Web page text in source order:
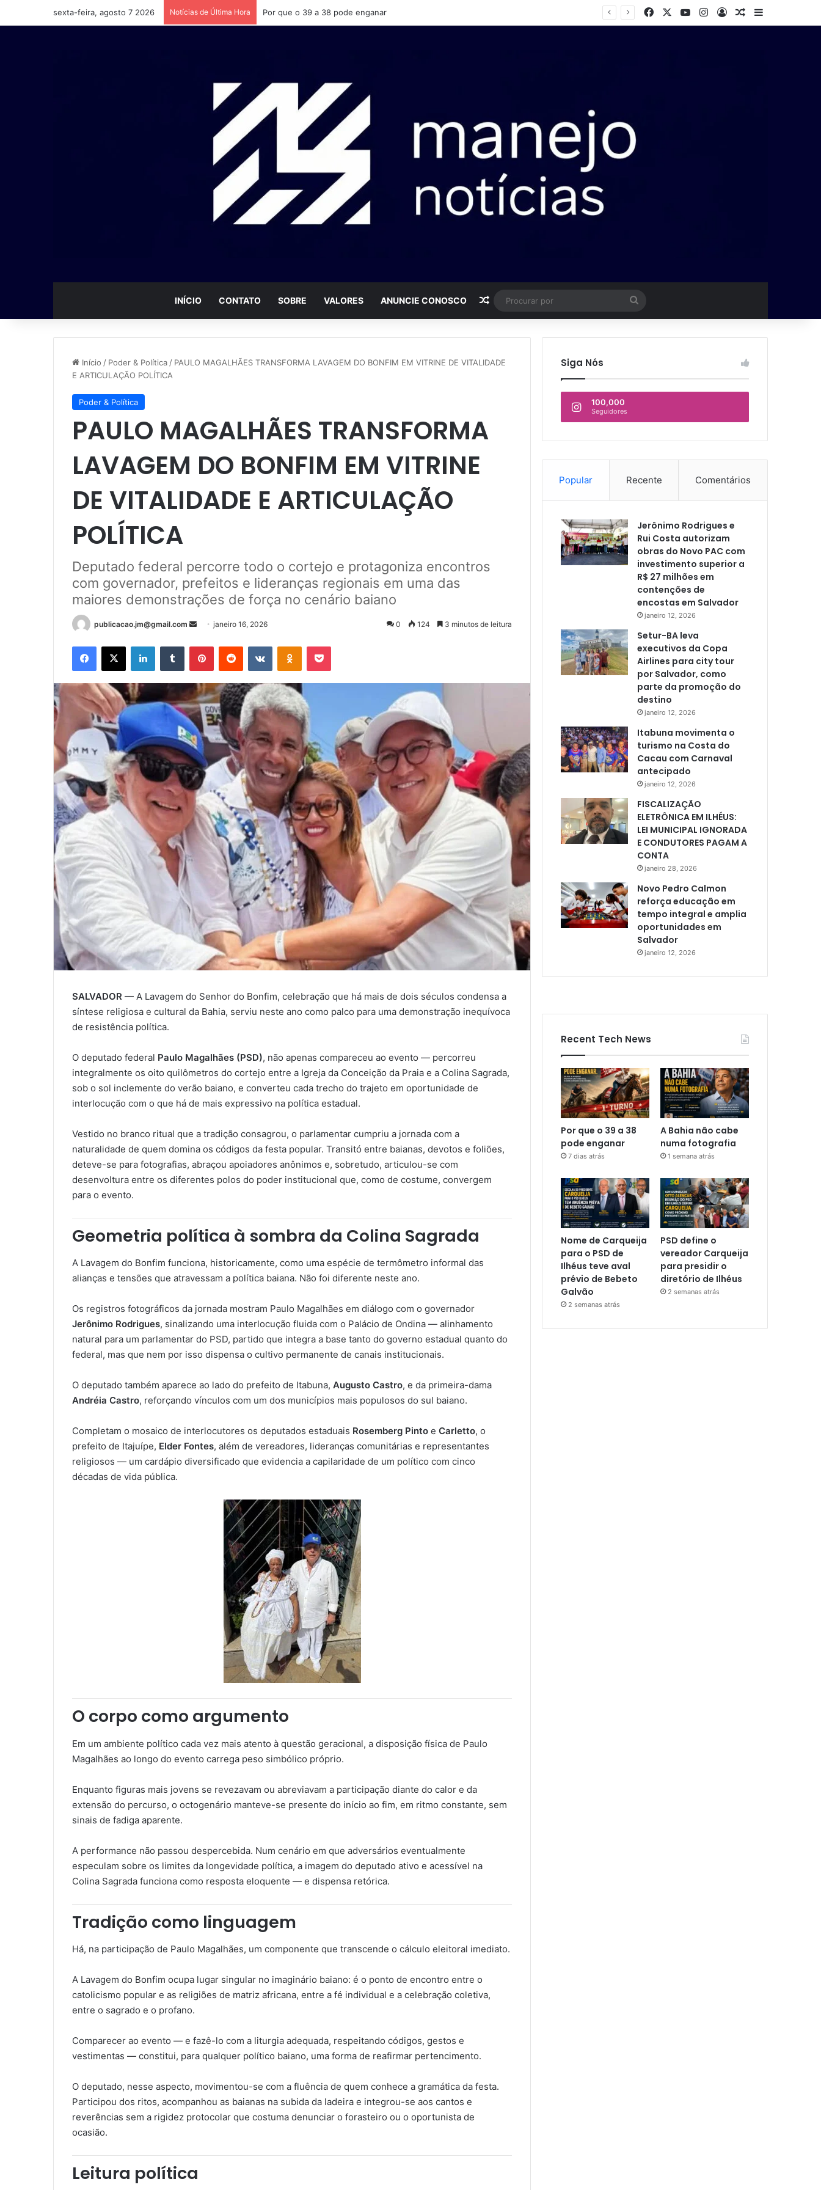
sexta-feira, agosto 7 2026 Notícias de Última Hora Por que o 39 a 38 pode enganar Facebook YouTubeInstagram
EntrarArtigo aleatório
INÍCIO CONTATO SOBRE VALORES ANUNCIE CONOSCO Artigo aleatório
Procurar
por
Início / Poder & Política/ PAULO MAGALHÃES TRANSFORMA LAVAGEM DO BONFIM EM VITRINE DE VITALIDADE
E ARTICULAÇÃO POLÍTICA
Poder & Política
PAULO MAGALHÃES TRANSFORMA
LAVAGEM DO BONFIM EM VITRINE
DE VITALIDADE E ARTICULAÇÃO
POLÍTICA
Deputado federal percorre todo o cortejo e protagoniza encontros
com governador, prefeitos e lideranças regionais em uma das
maiores demonstrações de força no cenário baiano
publicacao.jm@gmail.com
n
e
u
m
e
-
m
a
i
l
janeiro 16, 2026 0 124 3 minutos de leitura
SALVADOR — A Lavagem do Senhor do Bonfim, celebração que há mais de dois séculos condensa a
síntese religiosa e cultural da Bahia, serviu neste ano como palco para uma demonstração inequívoca
de resistência política.
O deputado federal Paulo Magalhães (PSD), não apenas compareceu ao evento — percorreu
integralmente os oito quilômetros do cortejo entre a Igreja da Conceição da Praia e a Colina Sagrada,
sob o sol inclemente do verão baiano, e converteu cada trecho do trajeto em oportunidade de
interlocução com o que há de mais expressivo na política estadual.
Vestido no branco ritual que a tradição consagrou, o parlamentar cumpriu a jornada com a
naturalidade de quem domina os códigos da festa popular. Transitó entre baianas, devotos e foliões,
deteve-se para fotografias, abraçou apoiadores anônimos e, sobretudo, articulou-se com
desenvoltura entre os diferentes polos do poder institucional que, como de costume, convergem
para o evento.
Geometria política à sombra da Colina Sagrada
A Lavagem do Bonfim funciona, historicamente, como uma espécie de termômetro informal das
alianças e tensões que atravessam a política baiana. Não foi diferente neste ano.
Os registros fotográficos da jornada mostram Paulo Magalhães em diálogo com o governador
Jerônimo Rodrigues, sinalizando uma interlocução fluida com o Palácio de Ondina — alinhamento
natural para um parlamentar do PSD, partido que integra a base tanto do governo estadual quanto do
federal, mas que nem por isso dispensa o cultivo permanente de canais institucionais.
O deputado também aparece ao lado do prefeito de Itabuna, Augusto Castro, e da primeira-dama
Andréia Castro, reforçando vínculos com um dos municípios mais populosos do sul baiano.
Completam o mosaico de interlocutores os deputados estaduais Rosemberg Pinto e Carletto, o
prefeito de Itajuípe, Elder Fontes, além de vereadores, lideranças comunitárias e representantes
religiosos — um cardápio diversificado que evidencia a capilaridade de um político com cinco
décadas de vida pública.
O corpo como argumento
Em um ambiente político cada vez mais atento à questão geracional, a disposição física de Paulo
Magalhães ao longo do evento carrega peso simbólico próprio.
Enquanto figuras mais jovens se revezavam ou abreviavam a participação diante do calor e da
extensão do percurso, o octogenário manteve-se presente do início ao fim, em ritmo constante, sem
sinais de fadiga aparente.
A performance não passou despercebida. Num cenário em que adversários eventualmente
especulam sobre os limites da longevidade política, a imagem do deputado ativo e acessível na
Colina Sagrada funciona como resposta eloquente — e dispensa retórica.
Tradição como linguagem
Há, na participação de Paulo Magalhães, um componente que transcende o cálculo eleitoral imediato.
A Lavagem do Bonfim ocupa lugar singular no imaginário baiano: é o ponto de encontro entre o
catolicismo popular e as religiões de matriz africana, entre a fé individual e a celebração coletiva,
entre o sagrado e o profano.
Comparecer ao evento — e fazê-lo com a liturgia adequada, respeitando códigos, gestos e
vestimentas — constitui, para qualquer político baiano, uma forma de reafirmar pertencimento.
O deputado, nesse aspecto, movimentou-se com a fluência de quem conhece a gramática da festa.
Participou dos ritos, acompanhou as baianas na subida da ladeira e integrou-se aos cantos e
reverências sem a rigidez protocolar que costuma denunciar o forasteiro ou o oportunista de
ocasião.
Leitura política
Siga Nós
100,000
Seguidores
Popular Recente Comentários
Jerônimo Rodrigues e
Rui Costa autorizam
obras do Novo PAC com
investimento superior a
R$ 27 milhões em
contenções de
encostas em Salvador
janeiro 12, 2026
Setur-BA leva
executivos da Copa
Airlines para city tour
por Salvador, como
parte da promoção do
destino
janeiro 12, 2026
Itabuna movimenta o
turismo na Costa do
Cacau com Carnaval
antecipado
janeiro 12, 2026
FISCALIZAÇÃO
ELETRÔNICA EM ILHÉUS:
LEI MUNICIPAL IGNORADA
E CONDUTORES PAGAM A
CONTA
janeiro 28, 2026
Novo Pedro Calmon
reforça educação em
tempo integral e amplia
oportunidades em
Salvador
janeiro 12, 2026
Recent Tech News
Por que o 39 a 38
pode enganar
7 dias atrás
A Bahia não cabe
numa fotografia
1 semana atrás
Nome de Carqueija
para o PSD de
Ilhéus teve aval
prévio de Bebeto
Galvão
2 semanas atrás
PSD define o
vereador Carqueija
para presidir o
diretório de Ilhéus
2 semanas atrás